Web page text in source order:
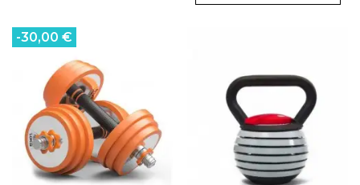
-30,00 €